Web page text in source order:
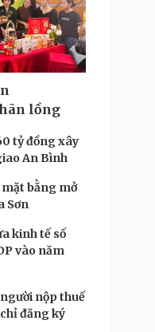
lồng
tỷ đồng xây
An Bình
bằng mở
Sơn
kinh tế số
vào năm
nộp thuế
đăng ký